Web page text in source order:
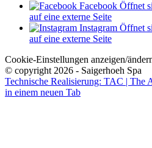
Facebook Öffnet
auf eine externe Seite
Instagram Öffnet
auf eine externe Seite
Cookie-Einstellungen anzeigen/
© copyright 2026 - Saigerhoeh Spa
Technische Realisierung: TAC | The
in einem neuen Tab